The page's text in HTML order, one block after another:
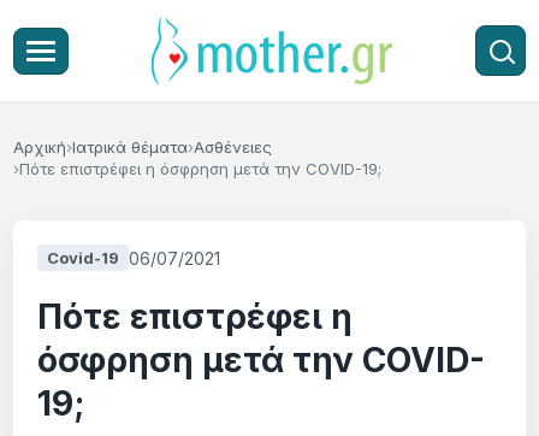
Αρχική Ιατρικά θέματα Ασθένειες
Πότε επιστρέφει η όσφρηση μετά την COVID-19;
Covid-19 06/07/2021
Πότε επιστρέφει η
όσφρηση μετά την COVID-
19;